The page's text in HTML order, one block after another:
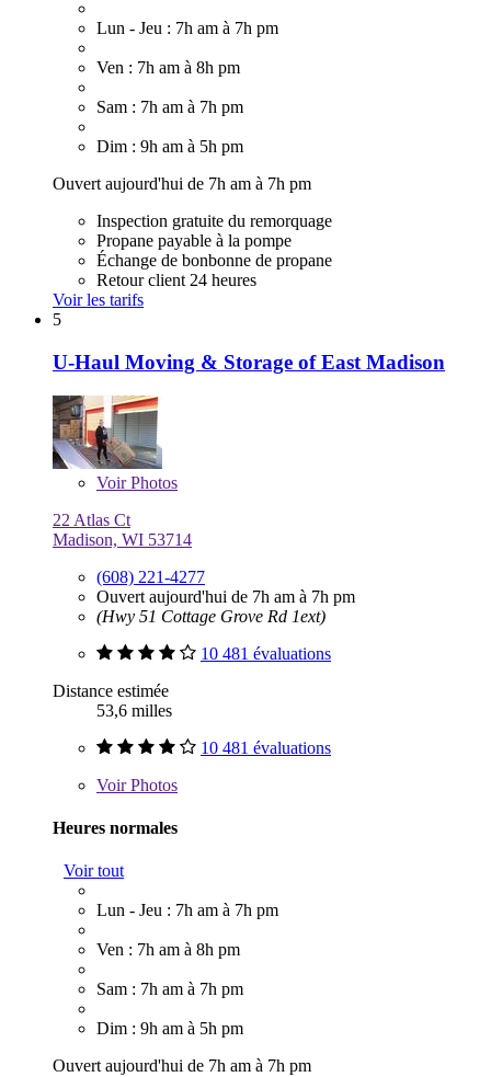
Lun - Jeu : 7h am à 7h pm
Ven : 7h am à 8h pm
Sam : 7h am à 7h pm
Dim : 9h am à 5h pm
Ouvert aujourd'hui de 7h am à 7h pm
Inspection gratuite du remorquage
Propane payable à la pompe
Échange de bonbonne de propane
Retour client 24 heures
Voir les tarifs
5
U-Haul Moving & Storage of East Madison
VoirPhotos
22 Atlas Ct
Madison, WI 53714
(608) 221-4277
Ouvert aujourd'hui de 7h am à 7h pm
(Hwy 51 Cottage Grove Rd 1ext)
10 481 évaluations
Distance estimée
53,6 milles
10 481 évaluations
VoirPhotos
Heures normales
Voir tout
Lun - Jeu : 7h am à 7h pm
Ven : 7h am à 8h pm
Sam : 7h am à 7h pm
Dim : 9h am à 5h pm
Ouvert aujourd'hui de 7h am à 7h pm